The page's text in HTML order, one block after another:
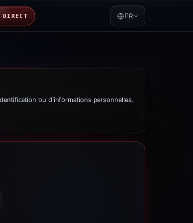
DIRECT FR
ou d’informations personnelles.